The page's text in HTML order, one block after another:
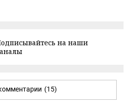
на наши
(15)